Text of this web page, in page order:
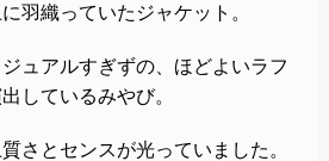
羽織っていたジャケット。
ュアルすぎずの、ほどよいラフ
しているみやび。
さとセンスが光っていました。